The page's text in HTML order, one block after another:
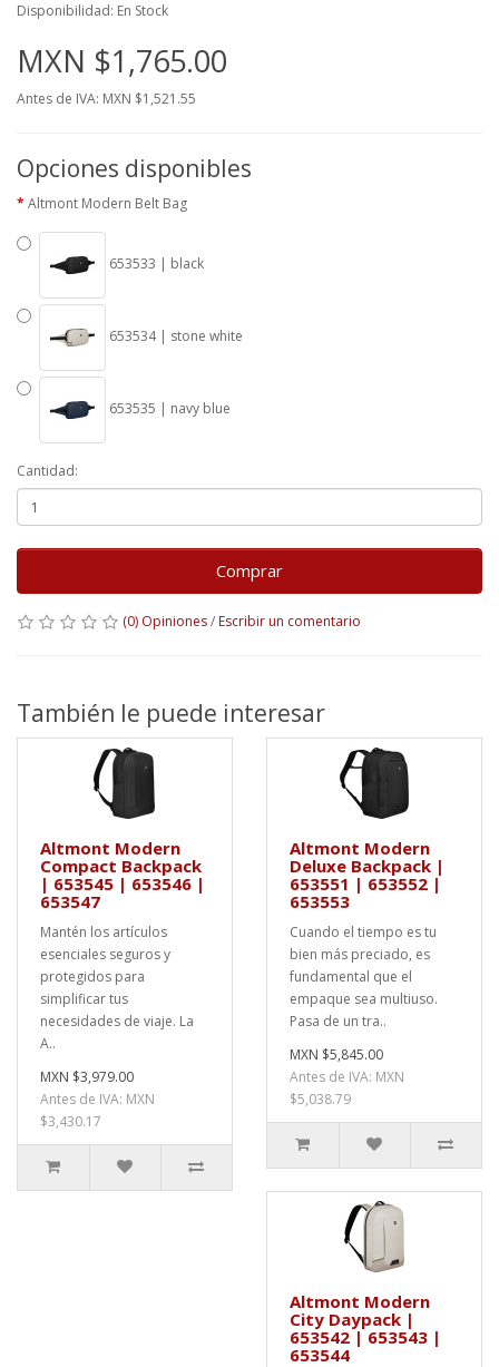
Disponibilidad: En Stock
MXN $1,765.00
Antes de IVA: MXN $1,521.55
Opciones disponibles
Altmont Modern Belt Bag
653533 | black
653534 | stone white
653535 | navy blue
Cantidad:
Comprar
(0) Opiniones/ Escribir un comentario
También le puede interesar
Altmont Modern
Compact Backpack
| 653545 | 653546 |
653547
Mantén los artículos
esenciales seguros y
protegidos para
simplificar tus
necesidades de viaje. La
A..
MXN $3,979.00
Antes de IVA: MXN
$3,430.17
Altmont Modern
Deluxe Backpack |
653551 | 653552 |
653553
Cuando el tiempo es tu
bien más preciado, es
fundamental que el
empaque sea multiuso.
Pasa de un tra..
MXN $5,845.00
Antes de IVA: MXN
$5,038.79
Altmont Modern
City Daypack |
653542 | 653543 |
653544